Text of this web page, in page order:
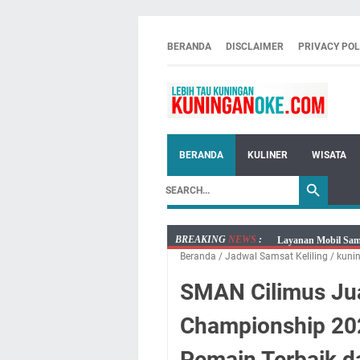
BERANDA DISCLAIMER PRIVACY
BERANDA KULINER WISATA
BREAKING NEWS :
Layanan Mobil
Embun Pagi Kamis
Setiap Noda Ada
Wilayah Kuningan
Agenda Kegiatan
Dua Acara
Beranda / Jadwal Samsat Keliling /
SMAN Cilimus
Championship